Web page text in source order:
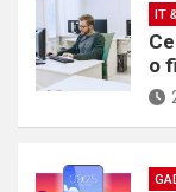
IT
o